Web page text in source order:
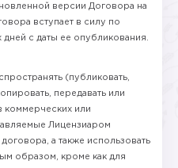
версии Договора на
вступает в силу по
дней с даты ее опубликования.
(публиковать,
передавать или
коммерческих или
Лицензиаром
а также использовать
образом, кроме как для